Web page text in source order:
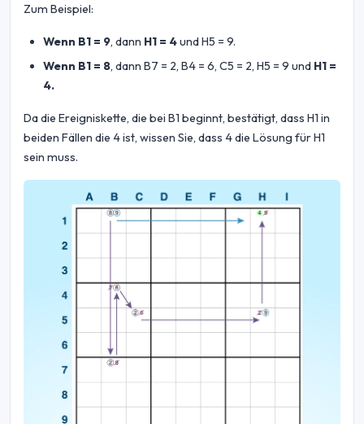
Zum Beispiel:
Wenn B1 = 9, dann H1 = 4und H5 = 9.
Wenn B1 = 8, dann B7 = 2, B4 = 6, C5 = 2, H5 = 9 und H1 =
4.
Da die Ereigniskette, die bei B1 beginnt, bestätigt, dass H1 in
beiden Fällen die 4 ist, wissen Sie, dass 4 die Lösung für H1
sein muss.